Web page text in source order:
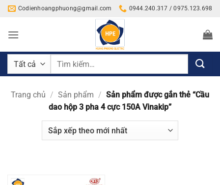
Bỏ
nội
Codienhoangphuong@gmail.com 0944.240.317 / 0975.123.698
Tìm
Trang chủ / Sản phẩm / Sản phẩm được gắn thẻ “Cầu
dao hộp 3 pha 4 cực 150A Vinakip”